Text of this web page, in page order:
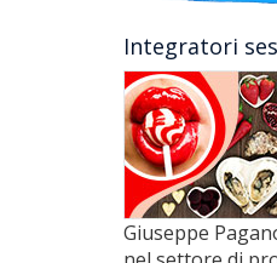
Integratori
Giuseppe